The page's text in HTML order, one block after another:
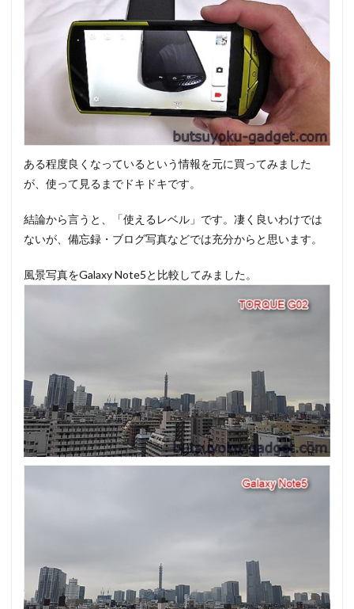
ある程度良くなっているという情報を元に買ってみました
が、使って見るまでドキドキです。
結論から言うと、「使えるレベル」です。凄く良いわけでは
ないが、備忘録・ブログ写真などでは充分からと思います。
風景写真をGalaxy Note5と比較してみました。